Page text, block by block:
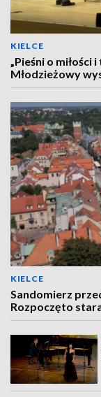
KIELCE
„Pieśni o miłości
Młodzieżowy
KIELCE
Sandomierz
Rozpoczęto